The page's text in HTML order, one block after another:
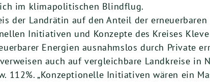
im klimapolitischen Blindflug.
der Landrätin auf den Anteil der
Initiativen und Konzepte des Kreises
Energien ausnahmslos durch Private
auch auf vergleichbare Landkreise in
112%. „Konzeptionelle Initiativen wären ein